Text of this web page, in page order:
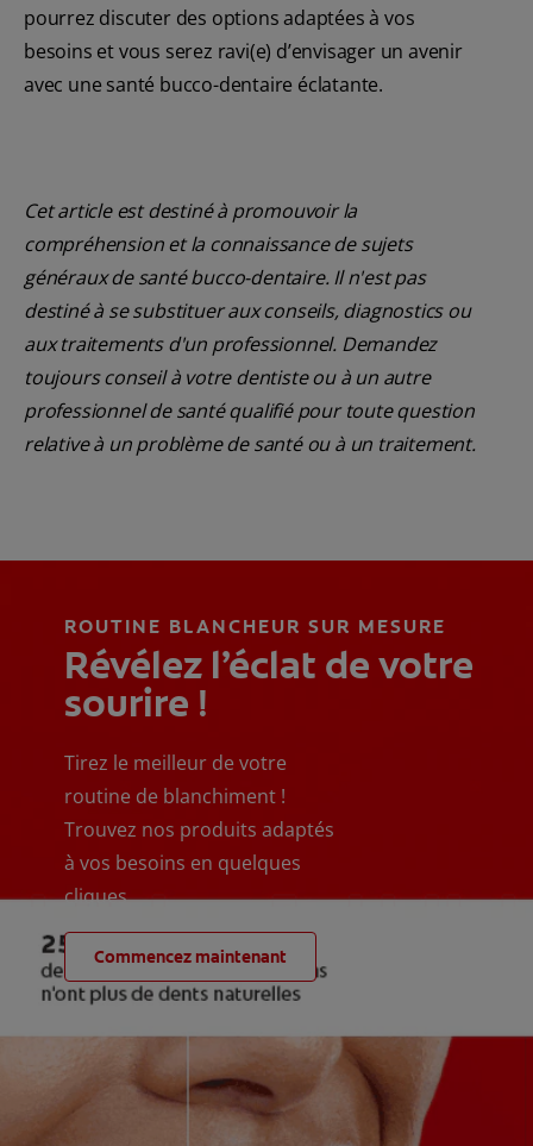
pourrez discuter des options adaptées à vos
besoins et vous serez ravi(e) d’envisager un avenir
avec une santé bucco-dentaire éclatante.
Cet article est destiné à promouvoir la
compréhension et la connaissance de sujets
généraux de santé bucco-dentaire. Il n'est pas
destiné à se substituer aux conseils, diagnostics ou
aux traitements d'un professionnel. Demandez
toujours conseil à votre dentiste ou à un autre
professionnel de santé qualifié pour toute question
relative à un problème de santé ou à un traitement.
ROUTINE BLANCHEUR SUR MESURE
Révélez l’éclat de votre
sourire !
Tirez le meilleur de votre
routine de blanchiment !
Trouvez nos produits adaptés
à vos besoins en quelques
cliques
Commencez maintenant